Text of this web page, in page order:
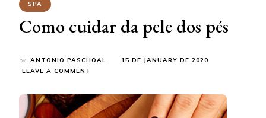
SPA
Como cuidar da pele dos pés
by ANTONIO PASCHOAL
15 DE JANUARY DE 2020
LEAVE A COMMENT
DA
PELE